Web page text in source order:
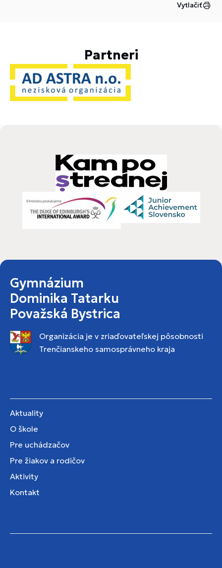
Vytlačiť
Partneri
Gymnázium
Dominika Tatarku
Považská Bystrica
Organizácia je v zriaďovateľskej pôsobnosti
Trenčianskeho samosprávneho kraja
Aktuality
O škole
Pre uchádzačov
Pre žiakov a rodičov
Aktivity
Kontakt